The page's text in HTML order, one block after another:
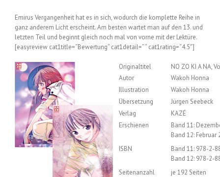
Emirus Vergangenheit hat es in sich, wodurch die komplette Reihe in
ganz anderem Licht erscheint. Am besten wartet man auf den 13. und
letzten Teil und beginnt gleich noch mal von vorne mit der Lektüre.
[easyreview cat1title=“Bewertung“ cat1detail=“ “ cat1rating=“4.5″]
Originaltitel
NO ZO KI A NA,
Autor
Wakoh Honna
Illustration
Wakoh Honna
Übersetzung
Jürgen Seebeck
Verlag
KAZÉ
Erschienen
Band 11:
Band 12: Februar
ISBN
Band 11: 978-2-
Band 12: 978-2-
Seitenanzahl
je 192 Seiten